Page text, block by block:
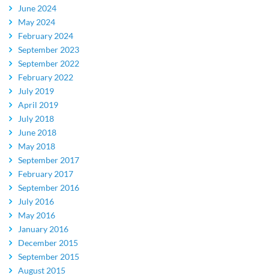
June 2024
May 2024
February 2024
September 2023
September 2022
February 2022
July 2019
April 2019
July 2018
June 2018
May 2018
September 2017
February 2017
September 2016
July 2016
May 2016
January 2016
December 2015
September 2015
August 2015